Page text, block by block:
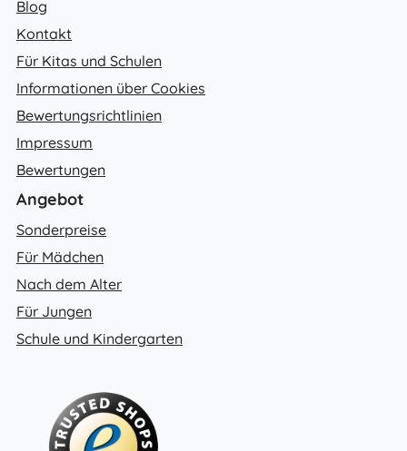
Blog
Kontakt
Für Kitas und Schulen
Informationen über Cookies
Bewertungsrichtlinien
Impressum
Bewertungen
Angebot
Sonderpreise
Für Mädchen
Nach dem Alter
Für Jungen
Schule und Kindergarten